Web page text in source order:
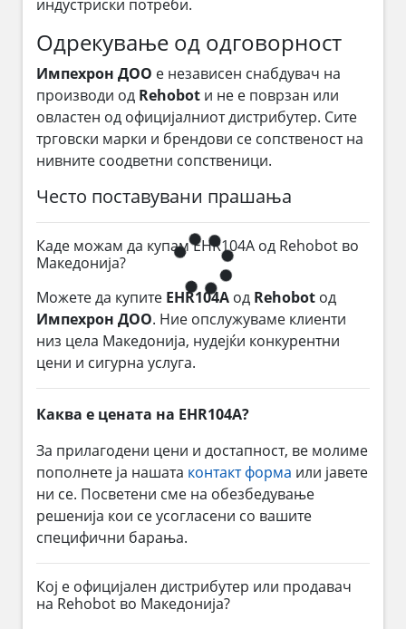
индустриски потреби.
Одрекување од одговорност
Импехрон ДОО е независен снабдувач на
производи од Rehobot и не е поврзан или
овластен од официјалниот дистрибутер. Сите
трговски марки и брендови се сопственост на
нивните соодветни сопственици.
Често поставувани прашања
Каде можам да купам EHR104A од Rehobot во
Македонија?
Можете да купите EHR104A од Rehobot од
Импехрон ДОО. Ние опслужуваме клиенти
низ цела Македонија, нудејќи конкурентни
цени и сигурна услуга.
Каква е цената на EHR104A?
За прилагодени цени и достапност, ве молиме
пополнете ја нашата контакт форма или јавете
ни се. Посветени сме на обезбедување
решенија кои се усогласени со вашите
специфични барања.
Кој е официјален дистрибутер или продавач
на Rehobot во Македонија?